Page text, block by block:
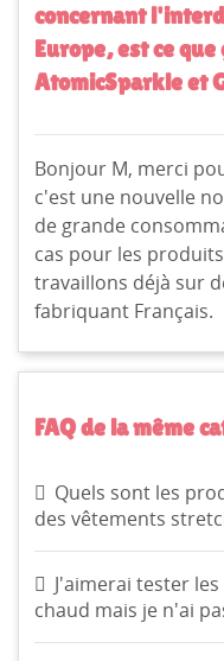
concernant
Europe, est ce que
AtomicSparkle et
Bonjour M, merci
c'est une nouvelle
de grande
cas pour les
travaillons déjà sur
fabriquant Français.
FAQ de la même
Quels sont les
des vêtements
J'aimerai tester
chaud mais je n'ai